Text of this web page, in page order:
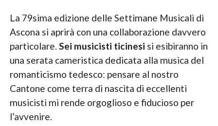
La 79sima edizione delle Settimane Musicali di
Ascona si aprirà con una collaborazione davvero
particolare. Sei musicisti ticinesi si esibiranno in
una serata cameristica dedicata alla musica del
romanticismo tedesco: pensare al nostro
Cantone come terra di nascita di eccellenti
musicisti mi rende orgoglioso e fiducioso per
l’avvenire.